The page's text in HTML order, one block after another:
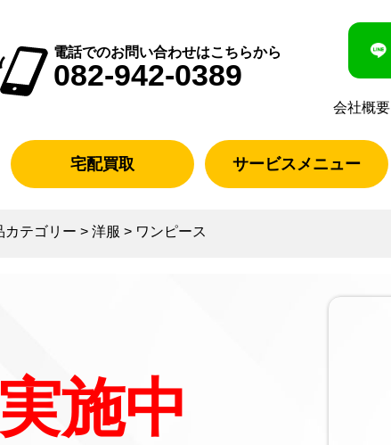
電話でのお問い合わせはこちらから
082-942-0389
会社概要
宅配買取 サービスメニュー
カテゴリー > 洋服 > ワンピース
施中